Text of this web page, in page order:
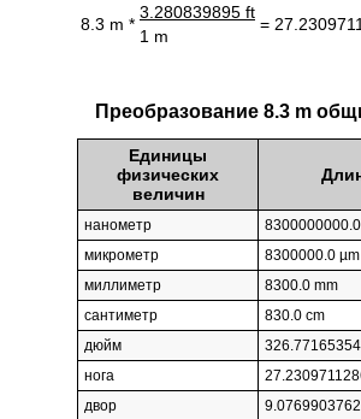
8.3 m *
3.280839895 ft
=
1 m
Преобразование 8.3 m
Единицы
физических
величин
нанометр
микрометр
8300000.0 µm
миллиметр
8300.0 mm
сантиметр
830.0 cm
дюйм
нога
двор
9.0769903762